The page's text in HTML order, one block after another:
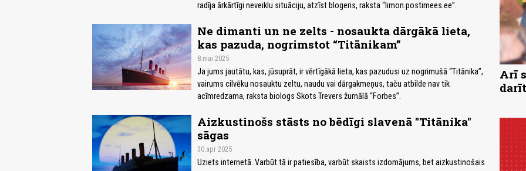
radīja ārkārtīgi neveiklu situāciju, atzīst blogeris, raksta “limon.postimees.ee”.
Ne dimanti un ne zelts - nosaukta dārgākā lieta,
kas pazuda, nogrimstot “Titānikam”
8.mai 2025
Ja jums jautātu, kas, jūsuprāt, ir vērtīgākā lieta, kas pazudusi uz nogrimušā “Titānika”,
vairums cilvēku nosauktu zeltu, naudu vai dārgakmeņus, taču atbilde nav tik
acīmredzama, raksta biologs Skots Trevers žurnālā “Forbes”.
Aizkustinošs stāsts no bēdīgi slavenā "Titānika"
sāgas
30.apr 2025
Uziets internetā. Varbūt tā ir patiesība, varbūt skaists izdomājums, bet aizkustinošais
Arī